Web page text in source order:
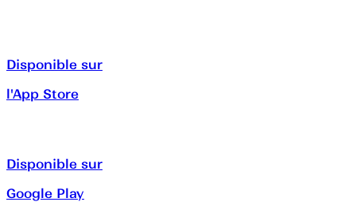
Disponible sur
l'App Store
Disponible sur
Google Play